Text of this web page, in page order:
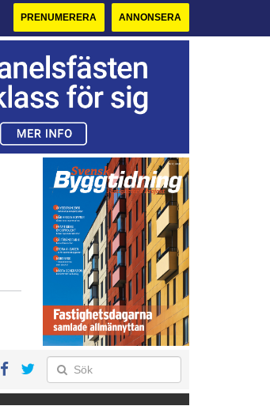
PRENUMERERA ANNONSERA